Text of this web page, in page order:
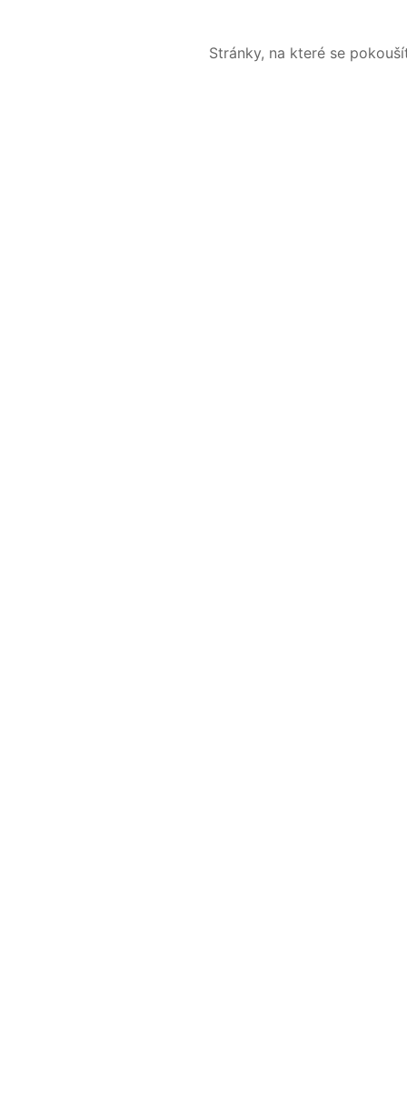
Stránky, na které se